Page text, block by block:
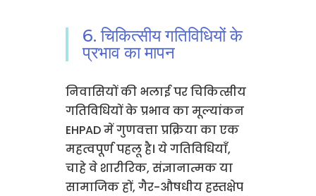
6. चिकित्सीय गतिविधियों के
प्रभाव का मापन
निवासियों की भलाई पर चिकित्सीय
गतिविधियों के प्रभाव का मूल्यांकन
EHPAD में गुणवत्ता प्रक्रिया का एक
महत्वपूर्ण पहलू है। ये गतिविधियाँ,
चाहे वे शारीरिक, संज्ञानात्मक या
सामाजिक हों, गैर-औषधीय हस्तक्षेप